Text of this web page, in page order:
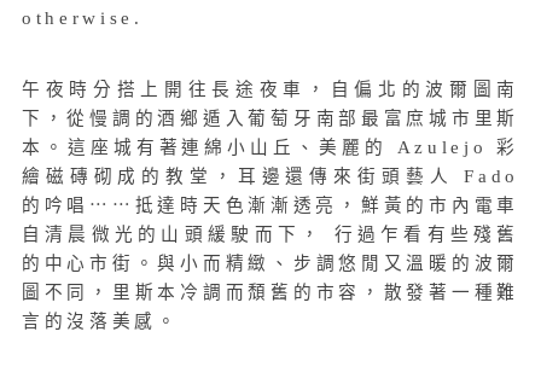
otherwise.
午夜時分搭上開往長途夜車，自偏北的波爾圖南
下，從慢調的酒鄉遁入葡萄牙南部最富庶城市里斯
本。這座城有著連綿小山丘、美麗的 Azulejo 彩
繪磁磚砌成的教堂，耳邊還傳來街頭藝人 Fado
的吟唱⋯⋯抵達時天色漸漸透亮，鮮黃的市內電車
自清晨微光的山頭緩駛而下， 行過乍看有些殘舊
的中心市街。與小而精緻、步調悠閒又溫暖的波爾
圖不同，里斯本冷調而頹舊的市容，散發著一種難
言的沒落美感。